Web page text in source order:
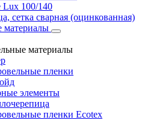
Luх 100/140
сетка сварная (оцинкованная)
материалы
материалы
пленки
элементы
пленки Ecotex